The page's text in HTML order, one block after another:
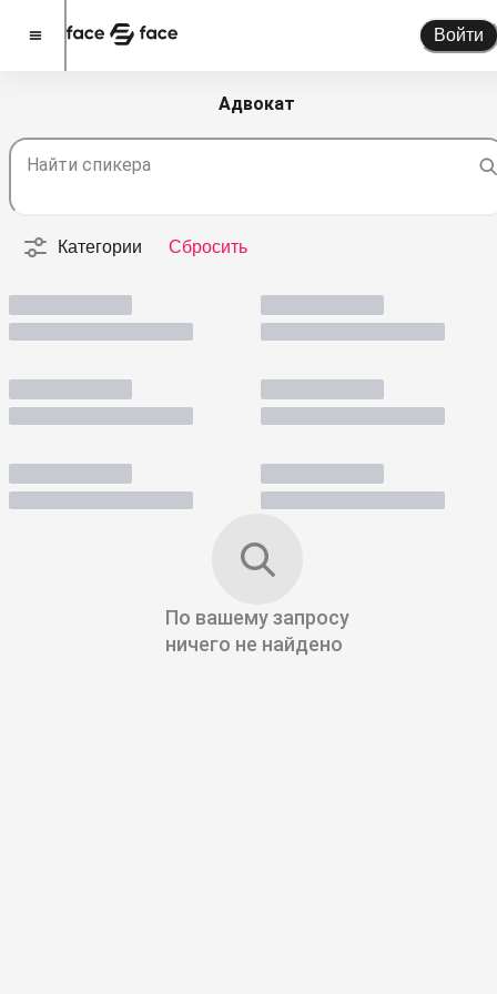
Войти
Стать спикером
Новости
Спикеры
Партнерство
Адвокат
Найти спикера
Категории Сбросить
По вашему запросу
ничего не найдено